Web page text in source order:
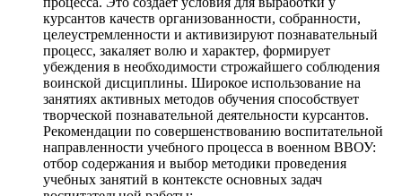
курсантов качеств организованности, собранности,
целеустремленности и активизируют познавательный
процесс, закаляет волю и характер, формирует
убеждения в необходимости строжайшего соблюдения
воинской дисциплины. Широкое использование на
занятиях активных методов обучения способствует
творческой познавательной деятельности курсантов.
Рекомендации по совершенствованию воспитательной
направленности учебного процесса в военном ВВОУ:
отбор содержания и выбор методики проведения
учебных занятий в контексте основных задач